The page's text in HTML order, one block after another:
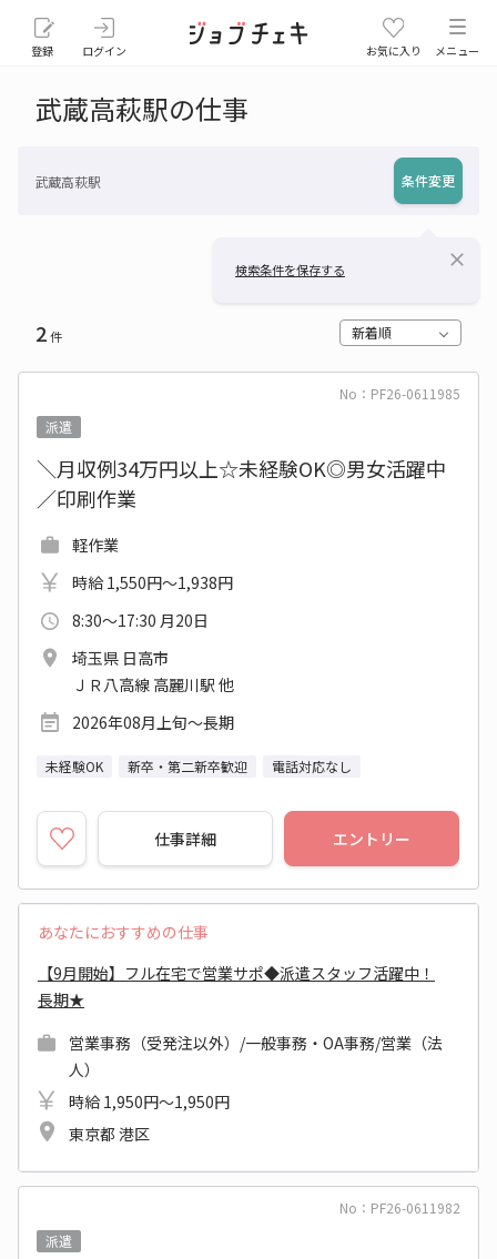
登録 ログイン お気に入り メニュー
武蔵高萩駅の仕事
武蔵高萩駅 条件変更
検索条件を保存する close
2件 新着順
No：PF26-0611985
派遣
＼月収例34万円以上☆未経験OK◎男女活躍中
／印刷作業
軽作業
時給 1,550円～1,938円
8:30～17:30 月20日
埼玉県 日高市
ＪＲ八高線 高麗川駅 他
2026年08月上旬～長期
未経験OK 新卒・第二新卒歓迎 電話対応なし
仕事詳細 エントリー
あなたにおすすめの仕事
【9月開始】フル在宅で営業サポ◆派遣スタッフ活躍中！
長期★
営業事務（受発注以外）/一般事務・OA事務/営業（法
人）
時給 1,950円～1,950円
東京都 港区
No：PF26-0611982
派遣